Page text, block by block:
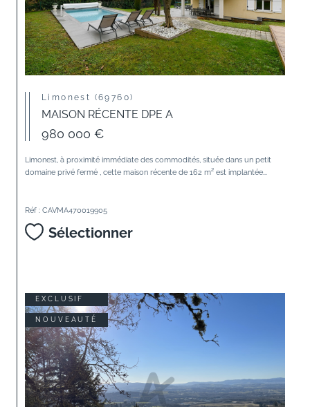
Limonest (69760)
MAISON RÉCENTE DPE A
980 000 €
Limonest, à proximité immédiate des commodités, située dans un petit
domaine privé fermé , cette maison récente de 162 m² est implantée...
Réf : CAVMA470019905
Sélectionner
EXCLUSIF
NOUVEAUTÉ